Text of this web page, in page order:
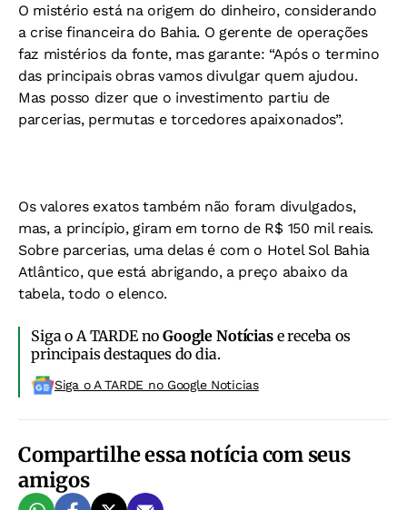
O mistério está na origem do dinheiro, considerando
a crise financeira do Bahia. O gerente de operações
faz mistérios da fonte, mas garante: “Após o termino
das principais obras vamos divulgar quem ajudou.
Mas posso dizer que o investimento partiu de
parcerias, permutas e torcedores apaixonados”.
Os valores exatos também não foram divulgados,
mas, a princípio, giram em torno de R$ 150 mil reais.
Sobre parcerias, uma delas é com o Hotel Sol Bahia
Atlântico, que está abrigando, a preço abaixo da
tabela, todo o elenco.
Siga o A TARDE noGoogle Notíciase receba os
principais destaques do dia.
Siga o A TARDE no Google Noticias
Compartilhe essa notícia com seus
amigos